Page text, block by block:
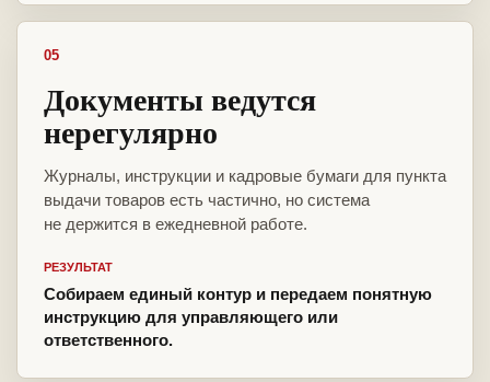
05
Документы ведутся
нерегулярно
Журналы, инструкции и кадровые бумаги для пункта
выдачи товаров есть частично, но система
не держится в ежедневной работе.
РЕЗУЛЬТАТ
Собираем единый контур и передаем понятную
инструкцию для управляющего или
ответственного.